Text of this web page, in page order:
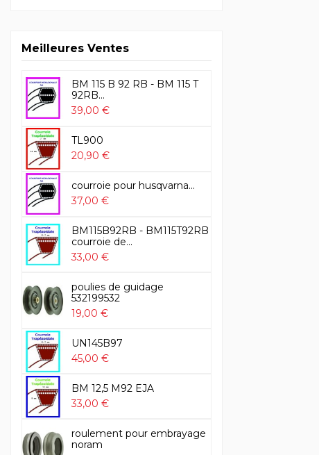
Meilleures Ventes
BM 115 B 92 RB - BM 115 T
92RB...
39,00 €
TL900
20,90 €
courroie pour husqvarna...
37,00 €
BM115B92RB - BM115T92RB
courroie de...
33,00 €
poulies de guidage
532199532
19,00 €
UN145B97
45,00 €
BM 12,5 M92 EJA
33,00 €
roulement pour embrayage
noram